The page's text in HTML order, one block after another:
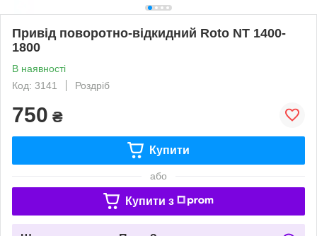
Привід поворотно-відкидний Roto NT 1400-
1800
В наявності
Код: 3141
Роздріб
750 ₴
Купити
або
Купити з